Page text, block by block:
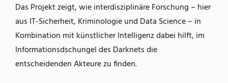
Das Projekt zeigt, wie interdisziplinäre Forschung – hier
aus IT-Sicherheit, Kriminologie und Data Science – in
Kombination mit künstlicher Intelligenz dabei hilft, im
Informationsdschungel des Darknets die
entscheidenden Akteure zu finden.